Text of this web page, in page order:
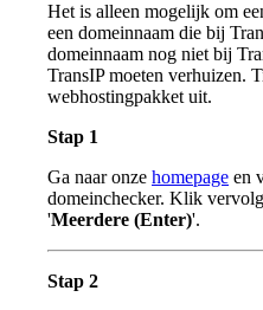
Het is alleen mogelijk om
een domeinnaam die bij
domeinnaam nog niet bij
TransIP moeten verhuizen.
webhostingpakket uit.
Stap 1
Ga naar onze homepage en
domeinchecker. Klik
'Meerdere (Enter)'.
Stap 2